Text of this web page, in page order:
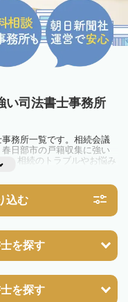
い司法書士事務所
務所一覧です。相続会議
日部市の戸籍収集に強い
。相続のトラブルやお悩み
してみましょう。
込む
を探す
を探す